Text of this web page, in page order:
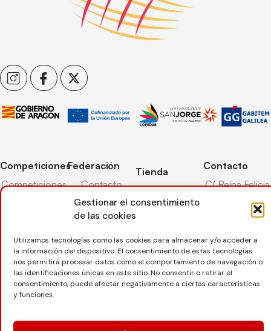
Gestionar el consentimiento
de las cookies
Utilizamos tecnologías como las cookies para almacenar y/o acceder a
la información del dispositivo. El consentimiento de estas tecnologías
nos permitirá procesar datos como el comportamiento de navegación o
las identificaciones únicas en este sitio. No consentir o retirar el
consentimiento, puede afectar negativamente a ciertas características
y funciones.
Competiciones
Competiciones
Competiciones
Nieve
Federación
Contacto
Transparencia
Árbitros
Entrenadores
Seguro
deportivo
Tienda
Mi cuenta
Carrito
Pasarela pago
Devoluciones
Contacto
C/ Reina Felicia
50003,
976 73 08 41